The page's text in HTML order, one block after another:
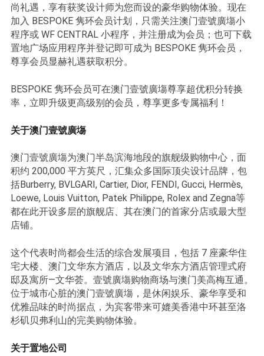
尚礼遇，享有获奖设计师为您而设的豪华购物体验。现在
加入 BESPOKE 隽环会员计划，只需关注澳门壹號廣塲小
程序或 WF CENTRAL 小程序，并注册成为会员；也可下载
置地广场应用程序并登记即可成为 BESPOKE 隽环会员，
尊享会员显赫礼遇获取积分。
BESPOKE 隽环会员可在澳门壹號廣塲尊享超优积分转换
率，立即升级更高级别的会员，尊享更多专属福利！
关于澳门壹號廣塲
澳门壹號廣塲为澳门半岛滨海地段的旗舰级购物中心，面
积约 200,000 平方英尺，汇集众多国际顶尖设计品牌，包
括Burberry, BVLGARI, Cartier, Dior, FENDI, Gucci, Hermès,
Loewe, Louis Vuitton, Patek Philippe, Rolex and Zegna等
都在此开设多层的旗舰店、其在澳门的首家分店或最大型
店铺。
这个代表时尚都会生活的综合发展项目，包括 7 座豪华住
宅大楼、澳门文华东方酒店，以及文华东方酒店管理式府
邸及寓所—文华荟。壹號廣塲购物商场与澳门美高梅互通。
位于城市心脏的澳门壹號廣塲，是休闲娱乐、豪华享受和
优雅品味的时尚据点，为宾客带来可媲美香港中环甚至洛
杉矶贝弗利山的完美购物体验。
关于置地公司